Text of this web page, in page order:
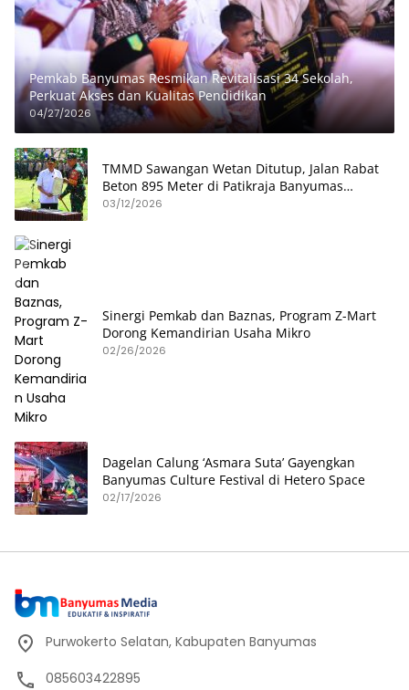
Pemkab Banyumas Resmikan Revitalisasi 34 Sekolah,
Perkuat Akses dan Kualitas Pendidikan
04/27/2026
TMMD Sawangan Wetan Ditutup, Jalan Rabat
Beton 895 Meter di Patikraja Banyumas
Rampung
03/12/2026
Sinergi Pemkab dan Baznas, Program Z-Mart
Dorong Kemandirian Usaha Mikro
02/26/2026
Dagelan Calung ‘Asmara Suta’ Gayengkan
Banyumas Culture Festival di Hetero Space
02/17/2026
Purwokerto Selatan, Kabupaten Banyumas
085603422895